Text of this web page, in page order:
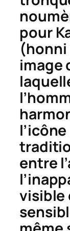
pour
(honni
image
entre
visible